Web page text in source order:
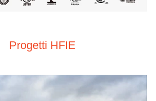
Progetti HFIE